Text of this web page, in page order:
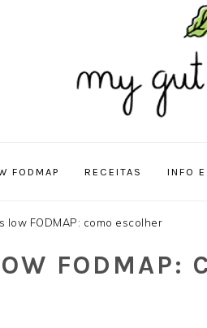
FODMAP RECEITAS INFO
low FODMAP: como escolher
FODMAP: